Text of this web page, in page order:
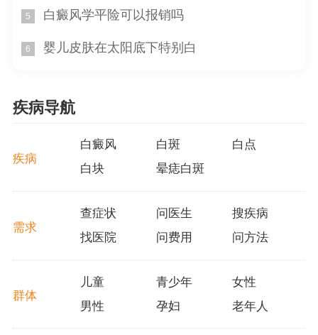
并避免过度焦虑和压力。
时，科学行充分的个人评估，并在医生的指导下决定是否
2. 联合治疗可能提高治疗结果
以与医生讨论并考虑联合使用紫外线疗法或其他药物治
疗，以提高治疗结果。
3. 积极面对生活，减少焦虑和压力
白癜风对患者的身心健康有一定影响，患者应积极面
5 白癜风学平险可以报销吗
6 婴儿皮肤在太阳底下特别白
疾病导航
疾病
白癜风 白斑
白点
白块
晕痣白斑
需求
查症状 问医生
搜疾病
找医院
问费用 问方法
群体
儿童 青少年
女性
男性
孕妇 老年人